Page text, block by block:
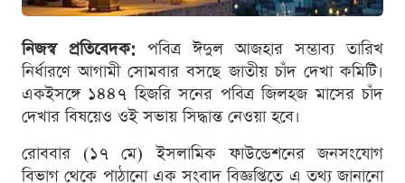
নিজস্ব প্রতিবেদক: পবিত্র ঈদুল আজহার সম্ভাব্য তারিখ
নির্ধারণে আগামী সোমবার বসছে জাতীয় চাঁদ দেখা কমিটি।
একইসঙ্গে ১৪৪৭ হিজরি সনের পবিত্র জিলহজ মাসের চাঁদ
দেখার বিষয়েও ওই সভায় সিদ্ধান্ত নেওয়া হবে।
রোববার (১৭ মে) ইসলামিক ফাউন্ডেশনের জনসংযোগ
বিভাগ থেকে পাঠানো এক সংবাদ বিজ্ঞপ্তিতে এ তথ্য জানানো